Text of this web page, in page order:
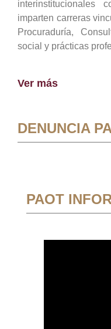
interinstitucionales
imparten carreras
Procuraduría,
social y prácticas
Ver más
DENUNCIA
PAOT